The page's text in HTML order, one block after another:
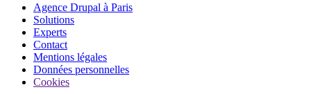
Agence Drupal à Paris
Solutions
Experts
Contact
Mentions légales
Données personnelles
Cookies